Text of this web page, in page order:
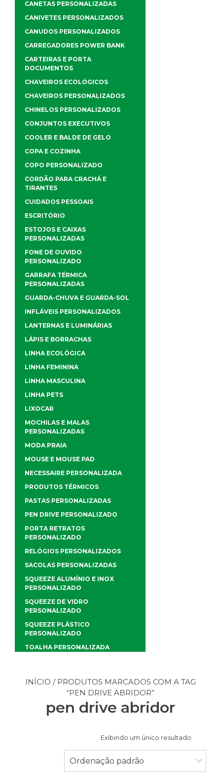
INÍCIO / PRODUTOS MARCADOS COM A TAG
“PEN DRIVE ABRIDOR”
pen drive abridor
Exibindo um único resultado
Ordenação padrão
CANETAS PERSONALIZADAS
CANIVETES PERSONALIZADOS
CANUDOS PERSONALIZADOS
CARREGADORES POWER BANK
CARTEIRAS E PORTA
DOCUMENTOS
CHAVEIROS ECOLÓGICOS
CHAVEIROS PERSONALIZADOS
CHINELOS PERSONALIZADOS
CONJUNTOS EXECUTIVOS
COOLER E BALDE DE GELO
COPA E COZINHA
COPO PERSONALIZADO
CORDÃO PARA CRACHÁ E
TIRANTES
CUIDADOS PESSOAIS
ESCRITÓRIO
ESTOJOS E CAIXAS
PERSONALIZADAS
FONE DE OUVIDO
PERSONALIZADO
GARRAFA TÉRMICA
PERSONALIZADAS
GUARDA-CHUVA E GUARDA-SOL
INFLÁVEIS PERSONALIZADOS
LANTERNAS E LUMINÁRIAS
LÁPIS E BORRACHAS
LINHA ECOLÓGICA
LINHA FEMININA
LINHA MASCULINA
LINHA PETS
LIXOCAR
MOCHILAS E MALAS
PERSONALIZADAS
MODA PRAIA
MOUSE E MOUSE PAD
NECESSAIRE PERSONALIZADA
PRODUTOS TÉRMICOS
PASTAS PERSONALIZADAS
PEN DRIVE PERSONALIZADO
PORTA RETRATOS
PERSONALIZADO
RELÓGIOS PERSONALIZADOS
SACOLAS PERSONALIZADAS
SQUEEZE ALUMÍNIO E INOX
PERSONALIZADO
SQUEEZE DE VIDRO
PERSONALIZADO
SQUEEZE PLÁSTICO
PERSONALIZADO
TOALHA PERSONALIZADA